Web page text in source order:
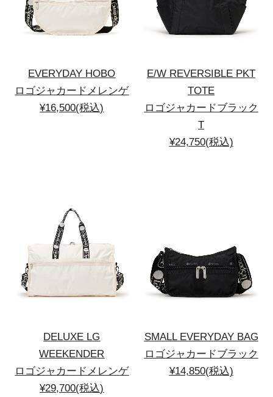
EVERYDAY HOBO
ロゴジャカードメレンゲ
¥16,500(税込)
E/W REVERSIBLE PKT
TOTE
ロゴジャカードブラック
T
¥24,750(税込)
DELUXE LG
WEEKENDER
ロゴジャカードメレンゲ
¥29,700(税込)
SMALL EVERYDAY BAG
ロゴジャカードブラック
¥14,850(税込)